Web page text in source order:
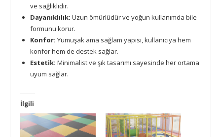
ve sağlıklıdır.
Dayanıklılık: Uzun ömürlüdür ve yoğun kullanımda bile
formunu korur.
Konfor: Yumuşak ama sağlam yapısı, kullanıcıya hem
konfor hem de destek sağlar.
Estetik: Minimalist ve şık tasarımı sayesinde her ortama
uyum sağlar.
İlgili